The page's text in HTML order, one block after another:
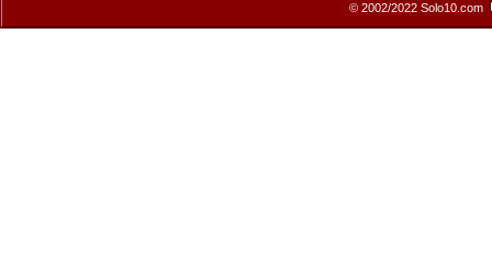
© 2002/2022 Solo10.com